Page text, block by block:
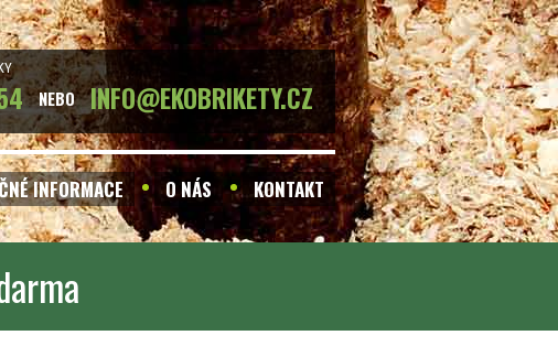
NEBO INFO@EKOBRIKETY.CZ
INFORMACE O NÁS KONTAKT